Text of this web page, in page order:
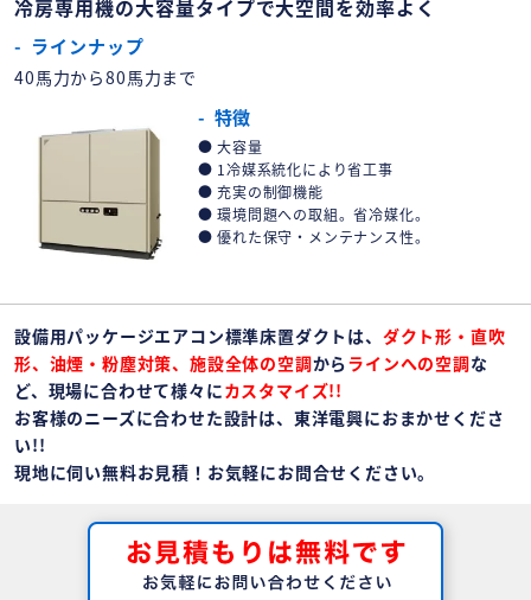
冷房専用機の大容量タイプで大空間を効率よく
ラインナップ
40馬力から80馬力まで
特徴
大容量
1冷媒系統化により省工事
充実の制御機能
環境問題への取組。省冷媒化。
優れた保守・メンテナンス性。
設備用パッケージエアコン標準床置ダクトは、 ダクト形・直吹
形、油煙・粉塵対策、施設全体の空調からラインへの空調な
ど、現場に合わせて様々にカスタマイズ!!
お客様のニーズに合わせた設計は、東洋電興におまかせくださ
い!!
現地に伺い無料お見積！お気軽にお問合せください。